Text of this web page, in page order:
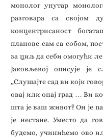
монолог унутар
разговара са својом
концентрисаност
планове сам са собом,
за циљ да себи омогући
Јаковљевој описује је
„Слушајте сад ви који
овај или онај град … Ви
шта је ваш живот? Он је
је нестане. Уместо да
будемо, учинићемо ово